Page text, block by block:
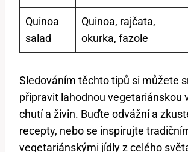
Quinoa
salad
Quinoa, rajčata,
okurka, fazole
Sledováním těchto tipů si můžete
připravit lahodnou vegetariánskou
chutí a živin. Buďte odvážní a
recepty, nebo se inspirujte
vegetariánskými jídly z celého